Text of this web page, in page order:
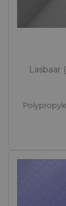
Lasbaar